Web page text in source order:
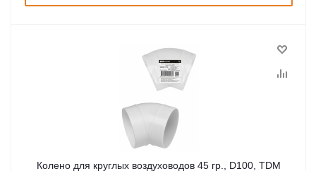
Колено для круглых воздуховодов 45 гр., D100, TDM